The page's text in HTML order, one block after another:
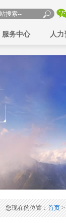
服务中心 人力
您现在的位置：首页>